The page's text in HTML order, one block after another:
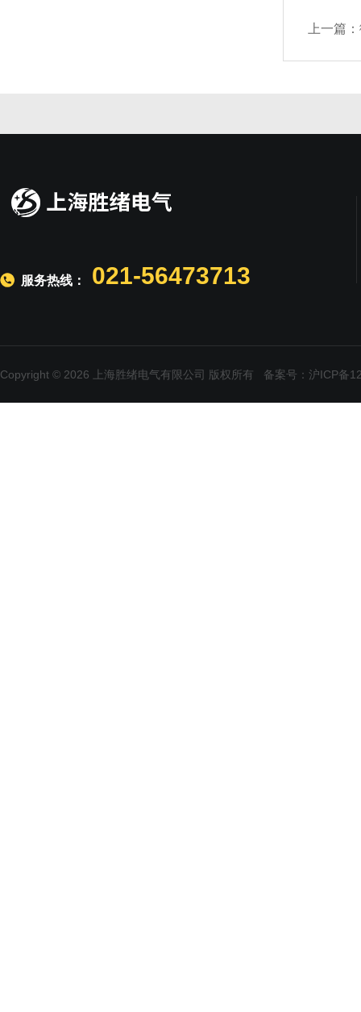
上一篇：
服务热线： 021-56473713
Copyright © 2026 上海胜绪电气有限公司 版权所有 备案号：沪ICP备